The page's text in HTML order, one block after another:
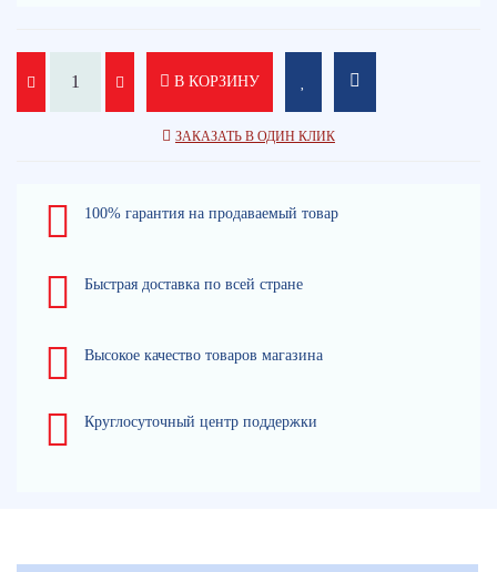
В КОРЗИНУ
ЗАКАЗАТЬ В ОДИН КЛИК
100% гарантия на продаваемый товар
Быстрая доставка по всей стране
Высокое качество товаров магазина
Круглосуточный центр поддержки